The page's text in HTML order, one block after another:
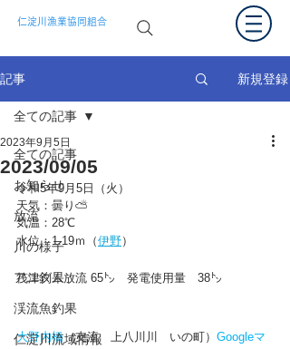
仁淀川漁業協同組合
記事 新規登録
全ての記事
お知らせ
放流
川の様子
アユ釣果
渓流魚釣果
仁淀川流域情報
全ての記事
2023/09/05
2023年9月5日
令和5年9月5日（火）
天気：曇り⛅
気温：28℃
水位：1.19ｍ（伊野）
筏津ダム放流 65㌧　発電使用量　38㌧
大野内橋（支流　上八川川　いの町） Googleマ